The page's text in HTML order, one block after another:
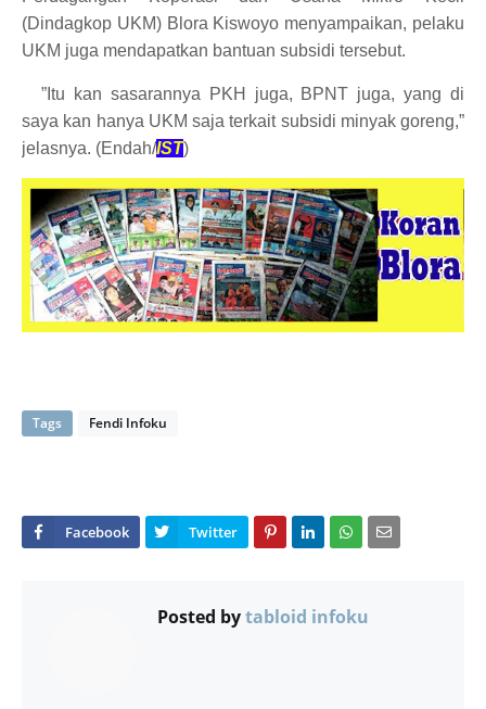
(Dindagkop UKM) Blora Kiswoyo menyampaikan, pelaku
UKM juga mendapatkan bantuan subsidi tersebut.
”Itu kan sasarannya PKH juga, BPNT juga, yang di
saya kan hanya UKM saja terkait subsidi minyak goreng,”
jelasnya. (Endah/IST)
Tags Fendi Infoku
Posted bytabloid infoku